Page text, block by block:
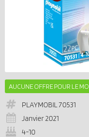
AUCUNE OFFRE POUR LE
PLAYMOBIL70531
Janvier 2021
4-10